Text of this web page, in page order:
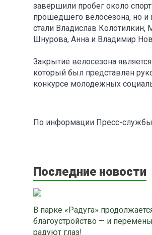
завершили пробег около
прошедшего велосезона, но
стали Владислав
Шнурова, Анна и Владимир
Закрытие велосезона
который был представлен
конкурсе молодежных
По информации Пресс-
Последние новости
В парке «Радуга»
благоустройство — и перемены
радуют глаз!